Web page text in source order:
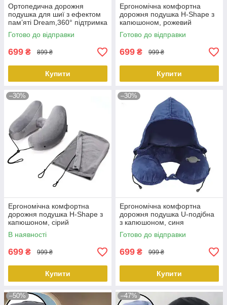
Ортопедична дорожня
подушка для шиї з ефектом
пам’яті Dream,360° підтримка
шиї, голубий KT7006224
PeremogaUA
Готово до відправки
699 ₴ 899 ₴
Купити
Ергономічна комфортна
дорожня подушка H-Shape з
капюшоном, рожевий
KT7006235 PeremogaUA
Готово до відправки
699 ₴ 999 ₴
Купити
–30%
Ергономічна комфортна
дорожня подушка H-Shape з
капюшоном, сірий
KT7006237 PeremogaUA
В наявності
699 ₴ 999 ₴
Купити
–30%
Ергономічна комфортна
дорожня подушка U-подібна
з капюшоном, синя
KT7006232 PeremogaUA
Готово до відправки
699 ₴ 999 ₴
Купити
–50% –47%